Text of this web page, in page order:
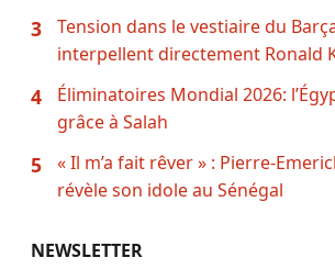
3
Tension dans le vestiaire du
interpellent directement Ronald
4
Éliminatoires Mondial 2026:
grâce à Salah
5
« Il m’a fait rêver » : Pierre-
révèle son idole au Sénégal
NEWSLETTER